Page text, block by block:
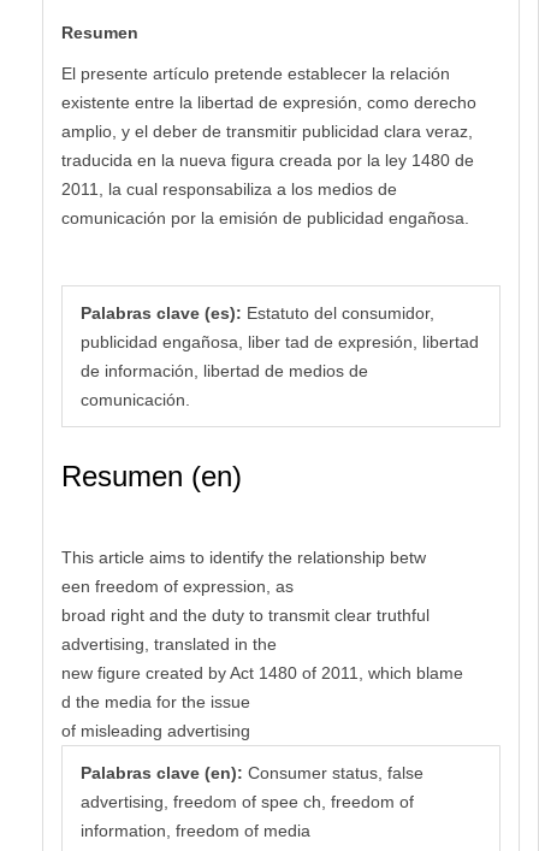
Resumen
El presente artículo pretende establecer la relación
existente entre la libertad de expresión, como derecho
amplio, y el deber de transmitir publicidad clara veraz,
traducida en la nueva figura creada por la ley 1480 de
2011, la cual responsabiliza a los medios de
comunicación por la emisión de publicidad engañosa.
Palabras clave (es): Estatuto del consumidor,
publicidad engañosa, liber tad de expresión, libertad
de información, libertad de medios de
comunicación.
Resumen (en)
This article aims to identify the relationship betw
een freedom of expression, as
broad right and the duty to transmit clear truthful
advertising, translated in the
new figure created by Act 1480 of 2011, which blame
d the media for the issue
of misleading advertising
Palabras clave (en): Consumer status, false
advertising, freedom of spee ch, freedom of
information, freedom of media